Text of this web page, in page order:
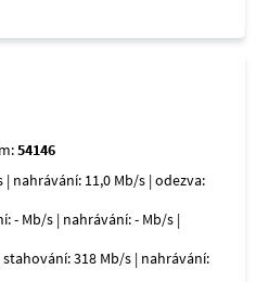
54146
| nahrávání: 11,0 Mb/s | odezva:
- Mb/s | nahrávání: - Mb/s |
stahování: 318 Mb/s | nahrávání: